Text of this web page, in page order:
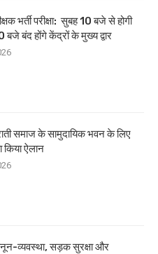
भर्ती परीक्षा: सुबह 10 बजे से होगी
बजे बंद होंगे केंद्रों के मुख्य द्वार
समाज के सामुदायिक भवन के लिए
ऐलान
व्यवस्था, सड़क सुरक्षा और